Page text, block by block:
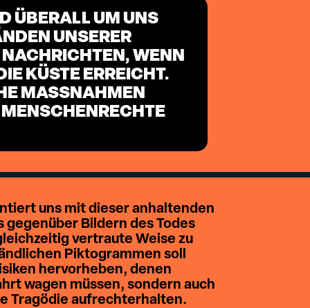
ÜBERALL UM UNS
UNSERER
WENN
KÜSTE ERREICHT.
MASSNAHMEN E
V
uns mit dieser anhaltenden
gegenüber Bildern des Todes
vertraute Weise zu
Piktogrammen soll
hervorheben, denen
wagen müssen, sondern auch
Tragödie aufrechterhalten.